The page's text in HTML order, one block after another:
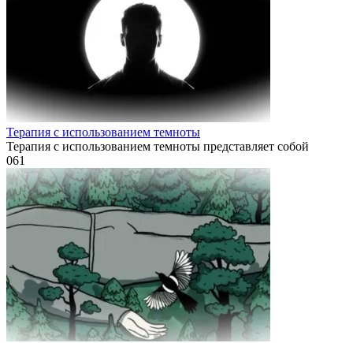
Терапия с использованием темноты
Терапия с использованием темноты представляет собой
061